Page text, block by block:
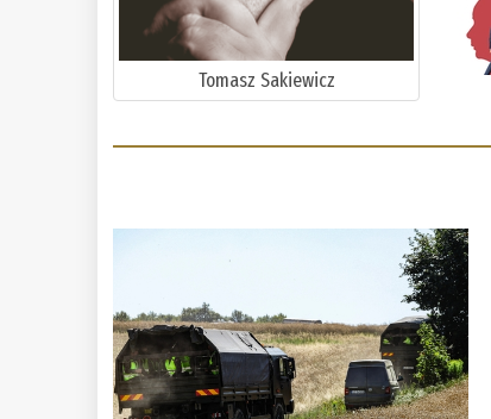
Tomasz Sakiewicz